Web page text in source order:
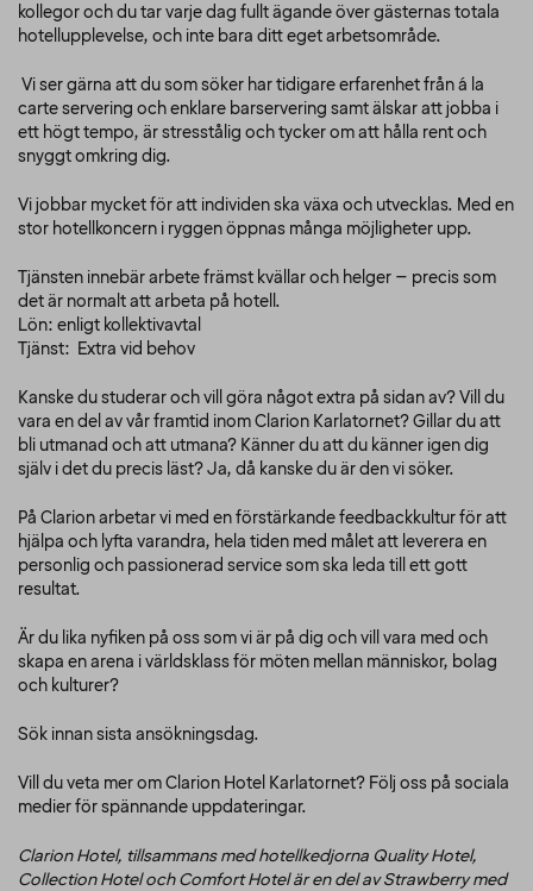
kollegor och du tar varje dag fullt ägande över gästernas totala
hotellupplevelse, och inte bara ditt eget arbetsområde.
Vi ser gärna att du som söker har tidigare erfarenhet från á la
carte servering och enklare barservering samt älskar att jobba i
ett högt tempo, är stresstålig och tycker om att hålla rent och
snyggt omkring dig.
Vi jobbar mycket för att individen ska växa och utvecklas. Med en
stor hotellkoncern i ryggen öppnas många möjligheter upp.
Tjänsten innebär arbete främst kvällar och helger – precis som
det är normalt att arbeta på hotell.
Lön: enligt kollektivavtal
Tjänst: Extra vid behov
Kanske du studerar och vill göra något extra på sidan av? Vill du
vara en del av vår framtid inom Clarion Karlatornet? Gillar du att
bli utmanad och att utmana? Känner du att du känner igen dig
själv i det du precis läst? Ja, då kanske du är den vi söker.
På Clarion arbetar vi med en förstärkande feedbackkultur för att
hjälpa och lyfta varandra, hela tiden med målet att leverera en
personlig och passionerad service som ska leda till ett gott
resultat.
Är du lika nyfiken på oss som vi är på dig och vill vara med och
skapa en arena i världsklass för möten mellan människor, bolag
och kulturer?
Sök innan sista ansökningsdag.
Vill du veta mer om Clarion Hotel Karlatornet? Följ oss på sociala
medier för spännande uppdateringar.
Clarion Hotel, tillsammans med hotellkedjorna Quality Hotel,
Collection Hotel och Comfort Hotel är en del av Strawberry med